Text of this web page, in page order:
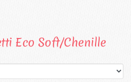
Eco Soft/Chenille